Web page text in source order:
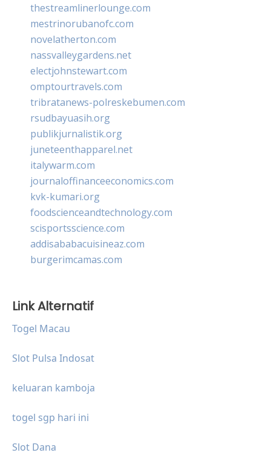
thestreamlinerlounge.com
mestrinorubanofc.com
novelatherton.com
nassvalleygardens.net
electjohnstewart.com
omptourtravels.com
tribratanews-polreskebumen.com
rsudbayuasih.org
publikjurnalistik.org
juneteenthapparel.net
italywarm.com
journaloffinanceeconomics.com
kvk-kumari.org
foodscienceandtechnology.com
scisportsscience.com
addisababacuisineaz.com
burgerimcamas.com
Link Alternatif
Togel Macau
Slot Pulsa Indosat
keluaran kamboja
togel sgp hari ini
Slot Dana